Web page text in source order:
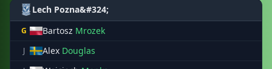
Lech Pozna&#324;
G Bartosz Mrozek
J Alex Douglas